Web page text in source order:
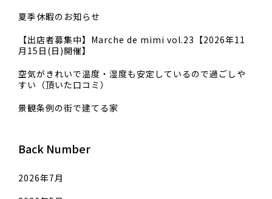
夏季休暇のお知らせ
【出店者募集中】Marche de mimi vol.23【2026年11
月15日(日)開催】
空気がきれいで温度・湿度も安定しているので過ごしや
すい（頂いた口コミ）
景観条例の街で建てる家
Back Number
2026年7月